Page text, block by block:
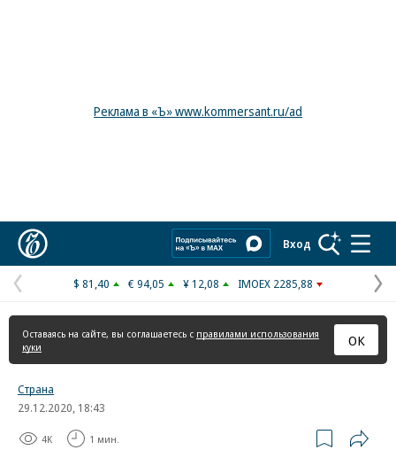
Реклама в «Ъ» www.kommersant.ru/ad
Вход
Предыдущая
страница
$ 81,40 € 94,05 ¥ 12,08 IMOEX 2285,88
Оставаясь на сайте, вы соглашаетесь с правилами использования
куки
ОК
Страна
29.12.2020, 18:43
4K 1 мин.